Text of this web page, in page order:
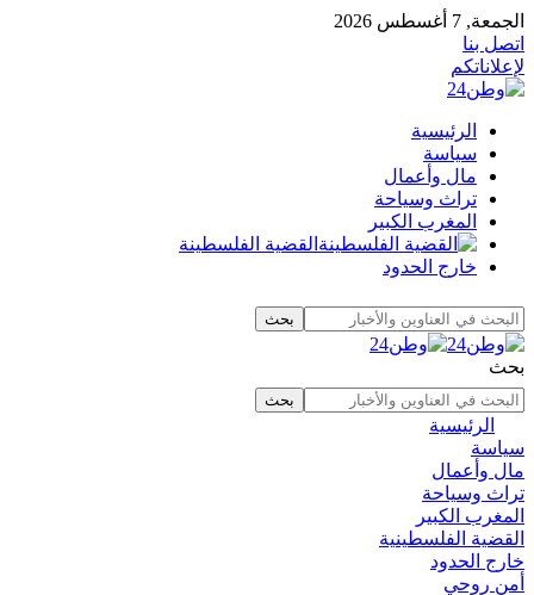
الجمعة, 7 أغسطس 2026
اتصل بنا
لإعلاناتكم
الرئيسية
سياسة
مال وأعمال
تراث وسياحة
المغرب الكبير
القضية الفلسطينة
خارج الحدود
بحث
الرئيسية
سياسة
مال وأعمال
تراث وسياحة
المغرب الكبير
القضية الفلسطينية
خارج الحدود
أمن روحي